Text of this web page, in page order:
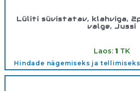
Lüliti süvistatav, klahviga,
valge, Jussi
Laos: 1TK
Hindade nägemiseks ja